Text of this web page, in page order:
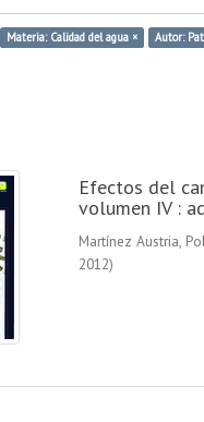
Materia: Calidad del agua × Autor:
Efectos del
volumen IV :
Martínez Austria,
2012)